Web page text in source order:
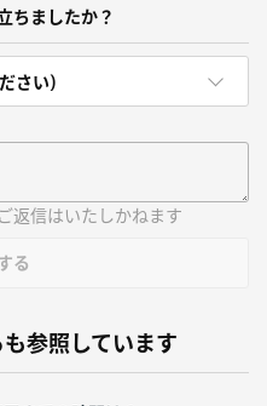
ちましたか？
さい)
返信はいたしかねます
る
参照しています